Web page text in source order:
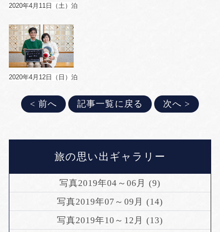
2020年4月11日（土）泊
2020年4月12日（日）泊
< 前へ 記事一覧に戻る 次へ >
旅の思い出ギャラリー
写真2019年04～06月 (9)
写真2019年07～09月 (14)
写真2019年10～12月 (13)